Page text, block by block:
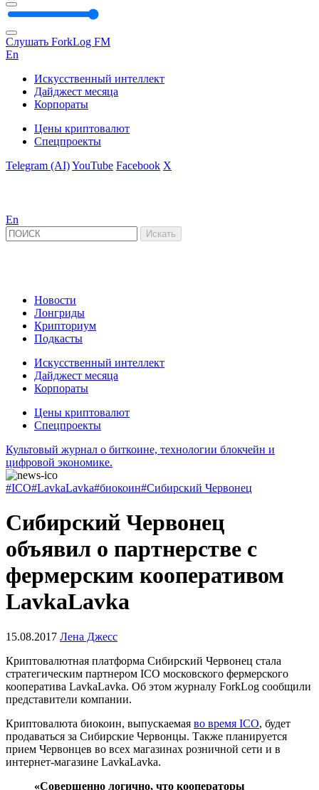
Слушать ForkLog FM
En
Искусственный интеллект
Дайджест месяца
Корпораты
Цены криптовалют
Спецпроекты
Telegram (AI)YouTube Facebook X
En
Новости
Лонгриды
Крипториум
Подкасты
Искусственный интеллект
Дайджест месяца
Корпораты
Цены криптовалют
Спецпроекты
Культовый журнал о биткоине, технологии блокчейн и
цифровой экономике.
#ICO#LavkaLavka#биокоин#Сибирский Червонец
Сибирский Червонец
объявил о партнерстве с
фермерским кооперативом
LavkaLavka
15.08.2017 Лена Джесс
Криптовалютная платформа Сибирский Червонец стала
стратегическим партнером ICO московского фермерского
кооператива LavkaLavka. Об этом журналу ForkLog сообщили
представители компании.
Криптовалюта биокоин, выпускаемая во время ICO, будет
продаваться за Сибирские Червонцы. Также планируется
прием Червонцев во всех магазинах розничной сети и в
интернет-магазине LavkaLavka.
«Совершенно логично, что кооператоры